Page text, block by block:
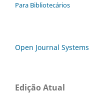
Para Bibliotecários
Open Journal Systems
Edição Atual